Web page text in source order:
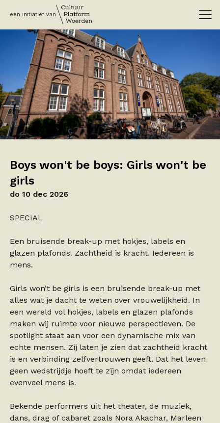
een initiatief van
Boys won't be boys: Girls won't be
girls
do 10 dec 2026
SPECIAL
Een bruisende break-up met hokjes, labels en
glazen plafonds. Zachtheid is kracht. Iedereen is
mens.
Girls won’t be girls is een bruisende break-up met
alles wat je dacht te weten over vrouwelijkheid. In
een wereld vol hokjes, labels en glazen plafonds
maken wij ruimte voor nieuwe perspectieven. De
spotlight staat aan voor een dynamische mix van
echte mensen. Zij laten je zien dat zachtheid kracht
is en verbinding zelfvertrouwen geeft. Dat het leven
geen wedstrijdje hoeft te zijn omdat iedereen
evenveel mens is.
Bekende performers uit het theater, de muziek,
dans, drag of cabaret zoals Nora Akachar, Marleen